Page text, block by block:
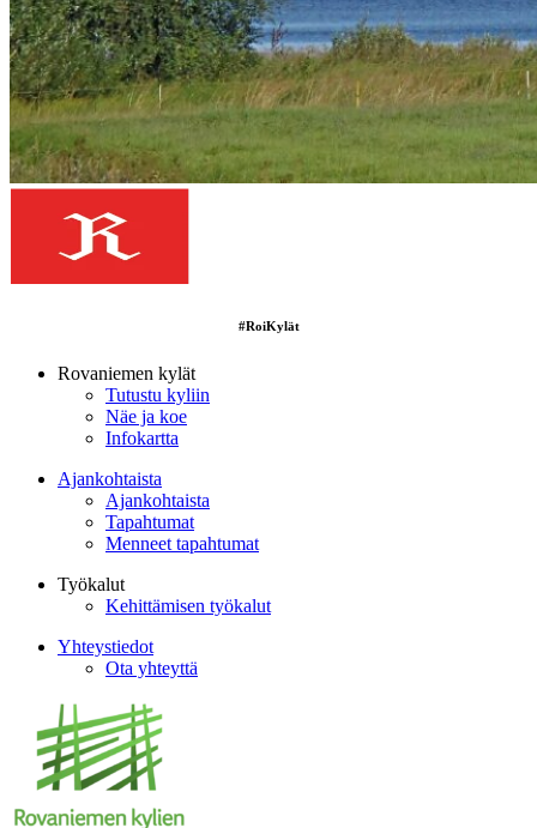
#RoiKylät
Rovaniemen kylät
Tutustu kyliin
Näe ja koe
Infokartta
Ajankohtaista
Ajankohtaista
Tapahtumat
Menneet tapahtumat
Työkalut
Kehittämisen työkalut
Yhteystiedot
Ota yhteyttä